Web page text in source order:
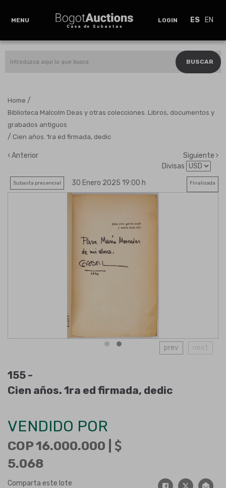
MENU LOGIN ES EN
BUSCAR
Home /
Biblioteca Malcolm Deas y otras colecciones. Libros, documentos y
grabados antiguos
/ Cien años. 1ra ed firmada, dedic
Anterior
Siguiente
Divisas
Subasta presencial 30 Enero 2025 19:00 h Finalizada
prev next
155 -
Cien años. 1ra ed firmada, dedic
VENDIDO POR
COP 16.000.000 |
5.068
Comparta este lote